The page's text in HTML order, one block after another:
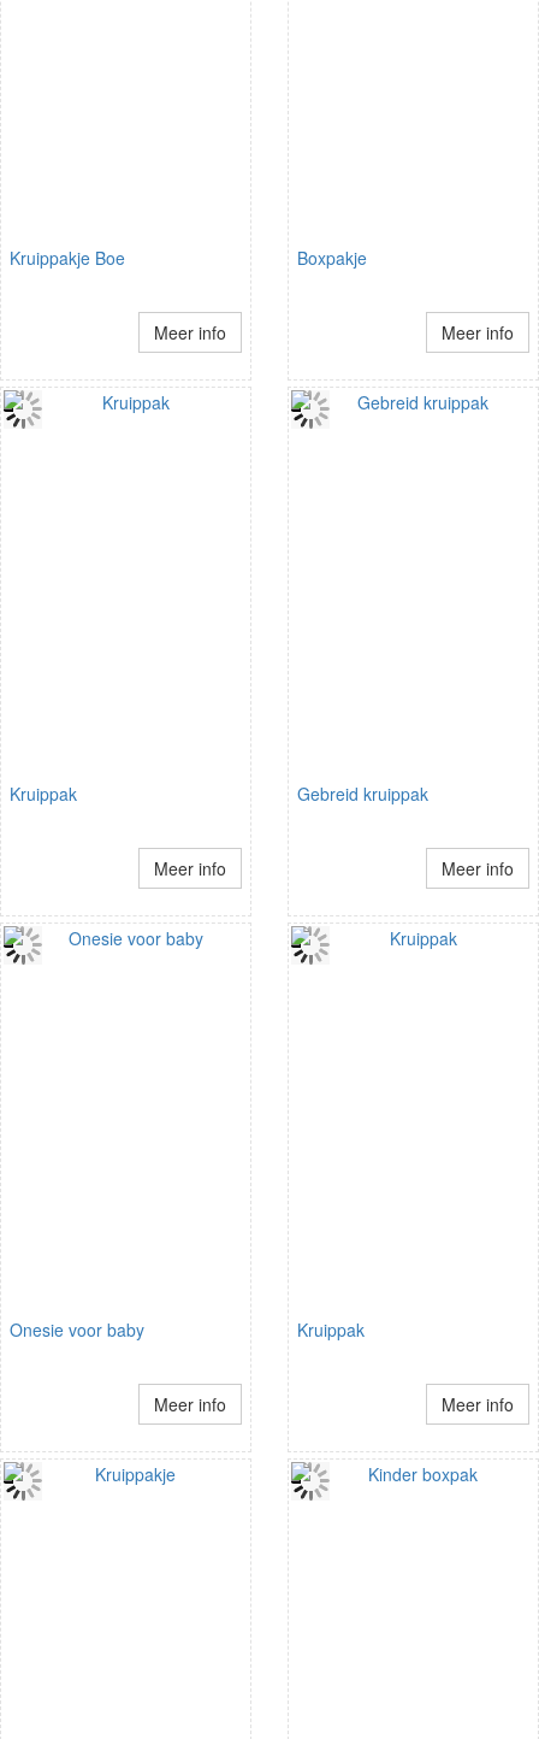
Kruippakje Boe
Meer info
Boxpakje
Meer info
Kruippak
Meer info
Gebreid kruippak
Meer info
Onesie voor baby
Meer info
Kruippak
Meer info